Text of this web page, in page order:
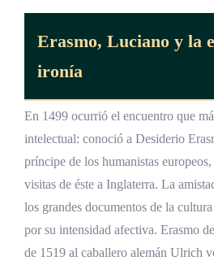
Erasmo, Luciano y la
ironía
En 1499 ocurrió el encuentro que
intelectual: conoció a Desiderio
príncipe de los humanistas
visitas de éste a Inglaterra. La
los grandes documentos de la
por su intensidad afectiva. Erasmo
de 1519 al caballero alemán Ulrich